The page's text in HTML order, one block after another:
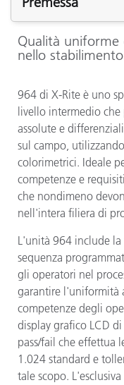
Qualità
nello
964 di X-Rite è uno
livello intermedio
assolute e
sul campo,
colorimetrici. Ideale
competenze e
che nondimeno
nell'intera filiera di
L'unità 964 include la
sequenza
gli operatori nel
garantire l'uniformità
competenze degli
display grafico LCD
pass/fail che effettua
1.024 standard e
tale scopo.